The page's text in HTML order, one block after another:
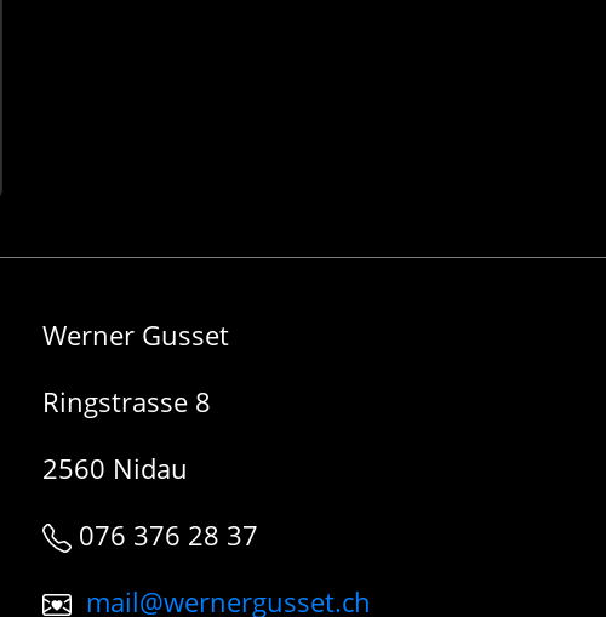
Werner Gusset
Ringstrasse 8
2560 Nidau
076 376 28 37
mail@wernergusset.ch